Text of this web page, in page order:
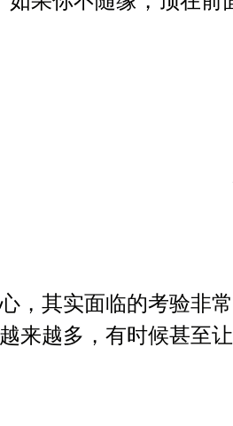
，其实面临的考验非
来越多，有时候甚至